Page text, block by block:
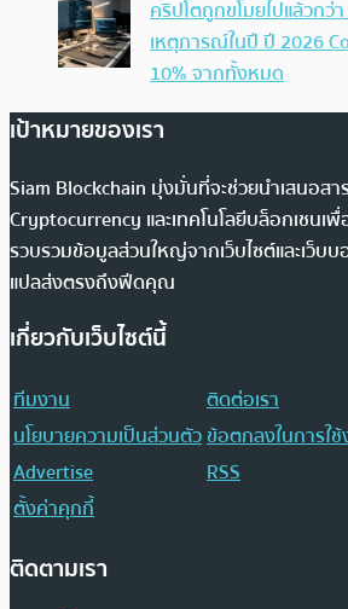
คริปโตถูกขโมยไปแล้วกว่
เหตุการณ์ในปี ปี 2026
10% จากทั้งหมด
เป้าหมายของเรา
Siam Blockchain มุ่งมั่นที่จะช่วยนำเสนอสา
Cryptocurrency และเทคโนโลยีบล็อกเชนเ
รวบรวมข้อมูลส่วนใหญ่จากเว็บไซต์และเว็บบ
แปลส่งตรงถึงฟีดคุณ
เกี่ยวกับเว็บไซต์นี้
ทีมงาน
ติดต่อเรา
นโยบายความเป็นส่วนตัวข้อตกลงในการใ
Advertise
RSS
ตั้งค่าคุกกี้
ติดตามเรา